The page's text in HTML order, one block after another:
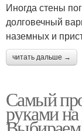
Иногда стены
долговечный
наземных и
читать дальше →
Самый
руками